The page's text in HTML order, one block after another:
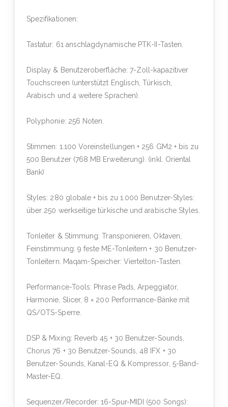
Spezifikationen:
Tastatur: 61 anschlagdynamische PTK-II-Tasten.
Display & Benutzeroberfläche: 7-Zoll-kapazitiver
Touchscreen (unterstützt Englisch, Türkisch,
Arabisch und 4 weitere Sprachen).
Polyphonie: 256 Noten.
Stimmen: 1.100 Voreinstellungen + 256 GM2 + bis zu
500 Benutzer (768 MB Erweiterung). (inkl. Oriental
Bank)
Styles: 280 globale + bis zu 1.000 Benutzer-Styles:
über 250 werkseitige türkische und arabische Styles.
Tonleiter & Stimmung: Transponieren, Oktaven,
Feinstimmung: 9 feste ME-Tonleitern + 30 Benutzer-
Tonleitern. Maqam-Speicher: Viertelton-Tasten.
Performance-Tools: Phrase Pads, Arpeggiator,
Harmonie, Slicer, 8 × 200 Performance-Bänke mit
QS/OTS-Sperre.
DSP & Mixing: Reverb 45 + 30 Benutzer-Sounds,
Chorus 76 + 30 Benutzer-Sounds, 48 ​​IFX + 30
Benutzer-Sounds, Kanal-EQ & Kompressor, 5-Band-
Master-EQ.
Sequenzer/Recorder: 16-Spur-MIDI (500 Songs):